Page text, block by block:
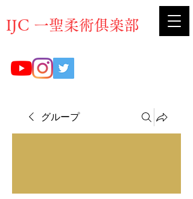
​IJC 一聖柔術俱楽部
グループ